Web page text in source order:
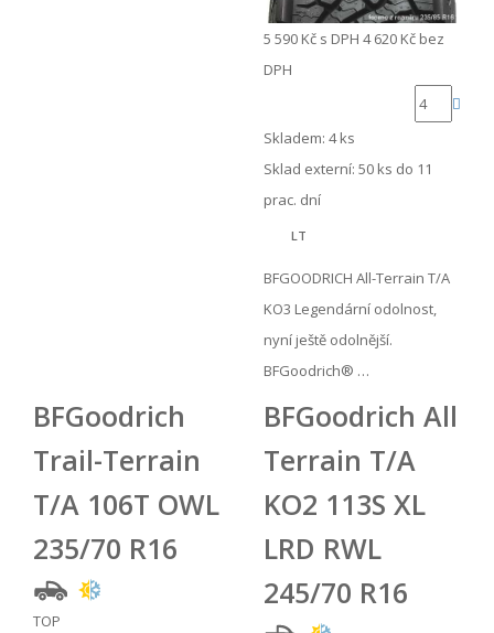
5 590 Kč s DPH 4 620 Kč bez
DPH
Skladem: 4 ks
Sklad externí: 50 ks do 11
prac. dní
LT
BFGOODRICH All-Terrain T/A
KO3 Legendární odolnost,
nyní ještě odolnější.
BFGoodrich® …
BFGoodrich
Trail-Terrain
T/A 106T OWL
235/70 R16
TOP
BFGoodrich All
Terrain T/A
KO2 113S XL
LRD RWL
245/70 R16